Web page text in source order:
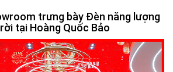
trưng bày Đèn năng lượng
tại Hoàng Quốc Bảo